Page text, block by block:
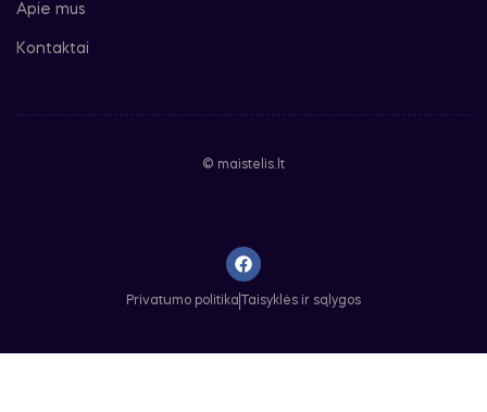
Apie mus
Kontaktai
© maistelis.lt
Privatumo politika Taisyklės ir sąlygos